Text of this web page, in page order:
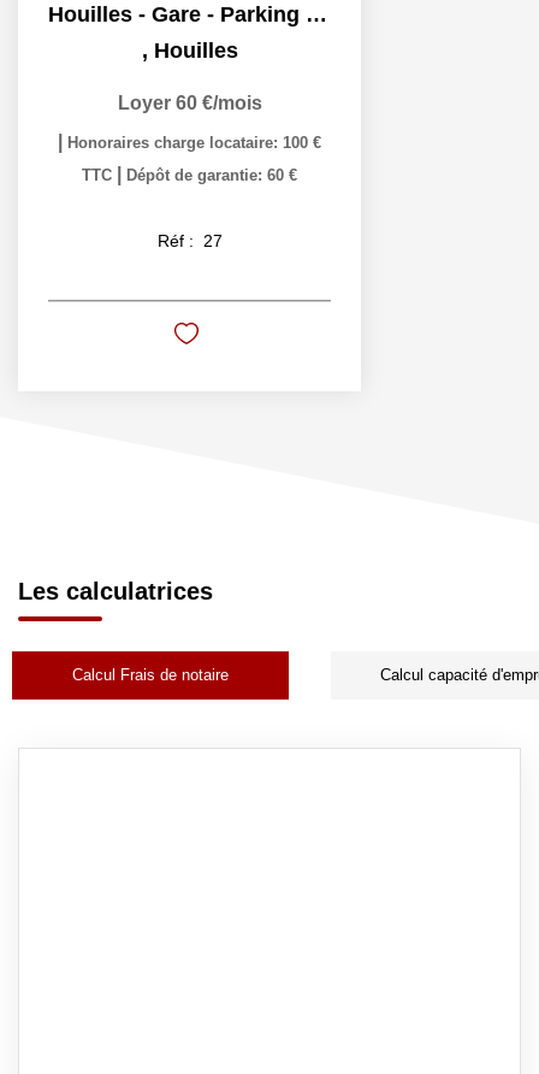
Houilles - Gare - Parking aérien
, Houilles
Loyer 60 €/mois
Honoraires charge locataire: 100 €
TTC
Dépôt de garantie: 60 €
Réf : 27
Les calculatrices
Calcul Frais de notaire Calcul capacité